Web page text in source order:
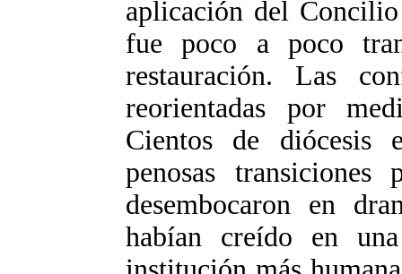
aplicación del
fue poco a poco
restauración. Las
reorientadas por
Cientos de diócesis
penosas transiciones
desembocaron en
habían creído en